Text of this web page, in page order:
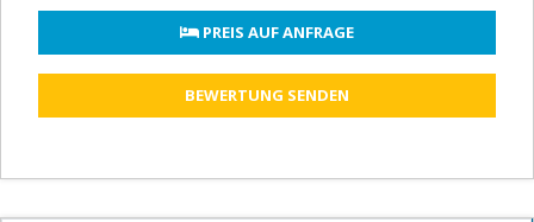
PREIS AUF ANFRAGE
BEWERTUNG SENDEN